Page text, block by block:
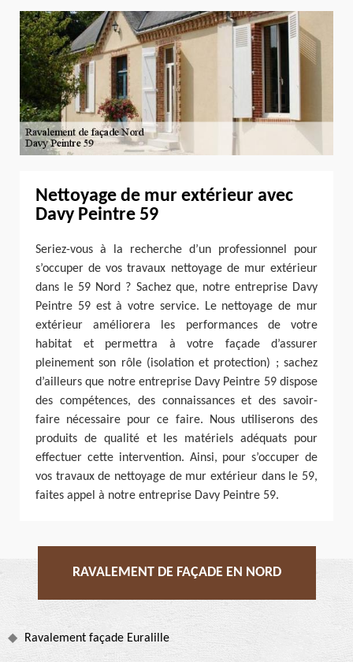
Nettoyage de mur extérieur avec
Davy Peintre 59
Seriez-vous à la recherche d’un professionnel pour
s’occuper de vos travaux nettoyage de mur extérieur
dans le 59 Nord ? Sachez que, notre entreprise Davy
Peintre 59 est à votre service. Le nettoyage de mur
extérieur améliorera les performances de votre
habitat et permettra à votre façade d’assurer
pleinement son rôle (isolation et protection) ; sachez
d’ailleurs que notre entreprise Davy Peintre 59 dispose
des compétences, des connaissances et des savoir-
faire nécessaire pour ce faire. Nous utiliserons des
produits de qualité et les matériels adéquats pour
effectuer cette intervention. Ainsi, pour s’occuper de
vos travaux de nettoyage de mur extérieur dans le 59,
faites appel à notre entreprise Davy Peintre 59.
RAVALEMENT DE FAÇADE EN NORD
Ravalement façade Euralille